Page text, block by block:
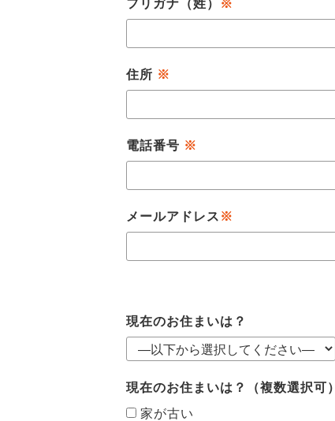
フリガナ（姓） ※
住所 ※
電話番号 ※
メールアドレス ※
現在のお住まいは？
現在のお住まいは？（複数選択可）
家が古い